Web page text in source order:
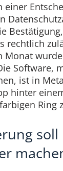
einer
rechtlich
Monat
Software,
ist in
hinter
Ring
soll